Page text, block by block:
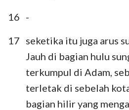
16 -
17 seketika itu juga arus
Jauh di bagian hulu
terkumpul di Adam,
terletak di sebelah
bagian hilir yang